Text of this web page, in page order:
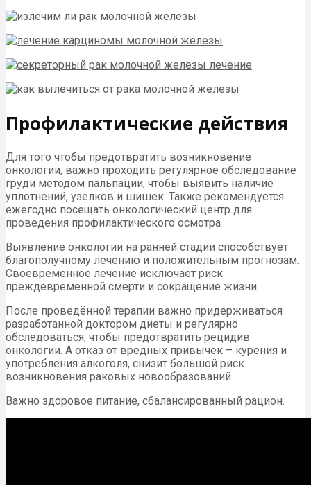
Профилактические действия
Для того чтобы предотвратить возникновение
онкологии, важно проходить регулярное обследование
груди методом пальпации, чтобы выявить наличие
уплотнений, узелков и шишек. Также рекомендуется
ежегодно посещать онкологический центр для
проведения профилактического осмотра
Выявление онкологии на ранней стадии способствует
благополучному лечению и положительным прогнозам.
Своевременное лечение исключает риск
преждевременной смерти и сокращение жизни.
После проведённой терапии важно придерживаться
разработанной доктором диеты и регулярно
обследоваться, чтобы предотвратить рецидив
онкологии. А отказ от вредных привычек – курения и
употребления алкоголя, снизит большой риск
возникновения раковых новообразований
Важно здоровое питание, сбалансированный рацион.